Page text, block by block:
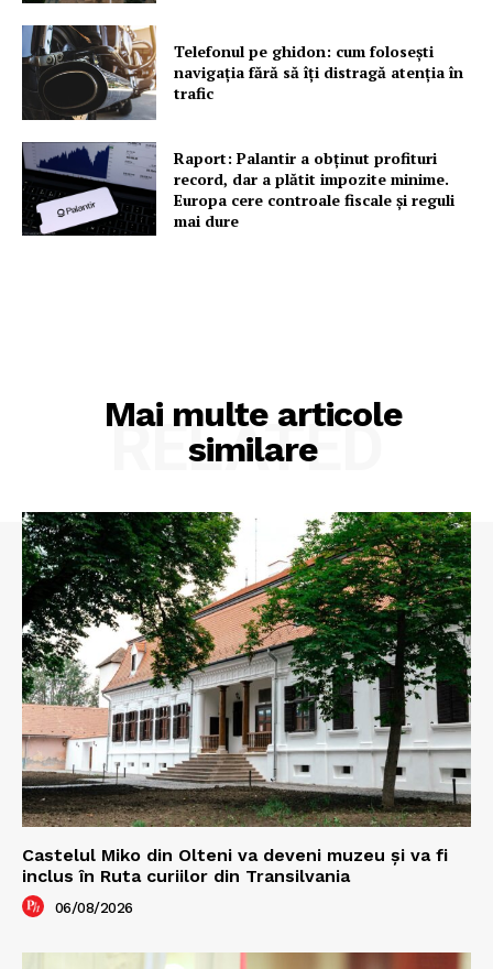
Telefonul pe ghidon: cum folosești
navigația fără să îți distragă atenția în
trafic
Raport: Palantir a obținut profituri
record, dar a plătit impozite minime.
Europa cere controale fiscale și reguli
mai dure
Mai multe articole
similare
RELATED
Castelul Miko din Olteni va deveni muzeu şi va fi
inclus în Ruta curiilor din Transilvania
06/08/2026